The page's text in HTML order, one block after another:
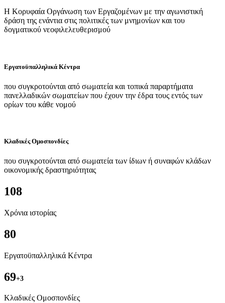
Η Κορυφαία Οργάνωση των Εργαζομένων με την αγωνιστική
δράση της ενάντια στις πολιτικές των μνημονίων και του
δογματικού νεοφιλελευθερισμού
Εργατοϋπαλληλικά Κέντρα
που συγκροτούνται από σωματεία και τοπικά παραρτήματα
πανελλαδικών σωματείων που έχουν την έδρα τους εντός των
ορίων του κάθε νομού
Κλαδικές Ομοσπονδίες
που συγκροτούνται από σωματεία των ίδιων ή συναφών κλάδων
οικονομικής δραστηριότητας
108
Χρόνια ιστορίας
80
Εργατοϋπαλληλικά Κέντρα
69+3
Kλαδικές Ομοσπονδίες